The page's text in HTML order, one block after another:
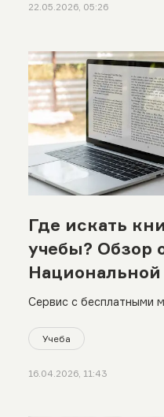
22.05.2026, 05:26
Где искать
учебы? Обзор
Казахстана
Сервис с бесплатными
Учеба
16.04.2026, 11:43